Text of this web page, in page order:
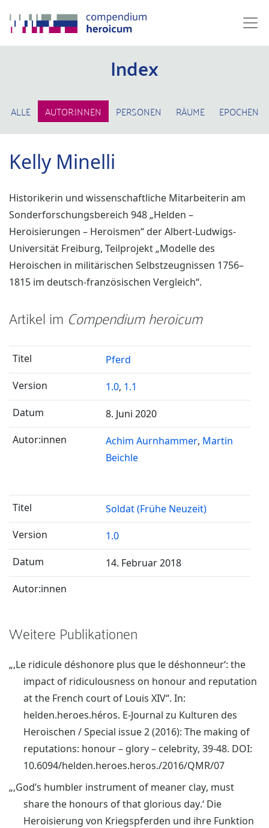
Index
ALLE AUTOR:INNEN PERSONEN RÄUME EPOCHEN
Kelly Minelli
Historikerin und wissenschaftliche Mitarbeiterin am
Sonderforschungsbereich 948 „Helden –
Heroisierungen – Heroismen“ der Albert-Ludwigs-
Universität Freiburg, Teilprojekt „Modelle des
Heroischen in militärischen Selbstzeugnissen 1756–
1815 im deutsch-französischen Vergleich“.
Artikel im Compendium heroicum
Pferd
1.0, 1.1
8. Juni 2020
Achim Aurnhammer Martin
Beichle
Soldat (Frühe Neuzeit)
1.0
14. Februar 2018
Weitere Publikationen
„‚Le ridicule déshonore plus que le déshonneur‘: the
impact of ridiculousness on honour and reputation
at the French court of Louis XIV“. In:
helden.heroes.héros. E-Journal zu Kulturen des
Heroischen / Special issue 2 (2016): The making of
reputations: honour – glory – celebrity, 39-48. DOI:
10.6094/helden.heroes.heros./2016/QMR/07
„‚God’s humbler instrument of meaner clay, must
share the honours of that glorious day.‘ Die
Heroisierung von Kriegspferden und ihre Funktion